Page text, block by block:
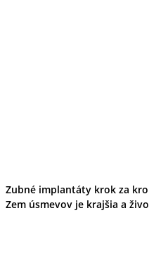
Zubné implantáty krok za
Zem úsmevov je krajšia a